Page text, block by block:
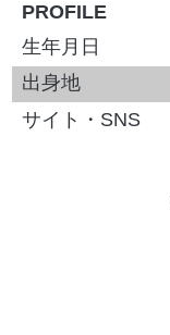
PROFILE
生年月日
出身地
サイト・SNS